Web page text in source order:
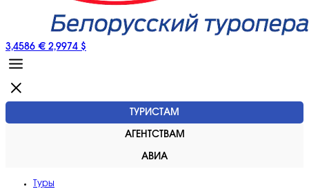
3,4586 € 2,9974 $
ТУРИСТАМ
АГЕНТСТВАМ
АВИА
Туры